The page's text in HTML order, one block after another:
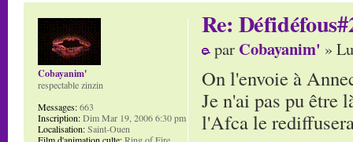
Re:
par Cobayanim' »
On l'envoie à
Je n'ai pas pu être
l'Afca le
Cobayanim'
respectable zinzin
Messages:663
Inscription:Dim Mar 19, 2006 6:30 pm
Localisation:Saint-Ouen
Film d'animation culte:Ring of Fire